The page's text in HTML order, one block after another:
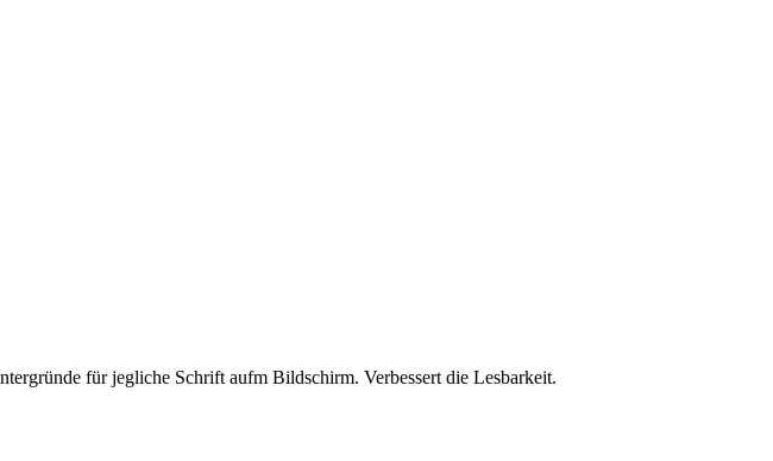
für jegliche Schrift aufm Bildschirm. Verbessert die Lesbarkeit.